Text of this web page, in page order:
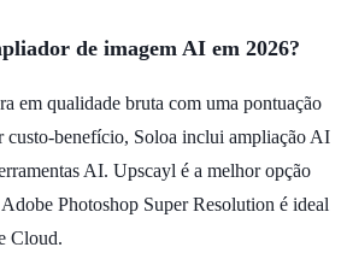
de imagem AI em 2026?
em qualidade bruta com uma pontuação
custo-benefício, Soloa inclui ampliação AI
AI. Upscayl é a melhor opção
Photoshop Super Resolution é ideal
Cloud.